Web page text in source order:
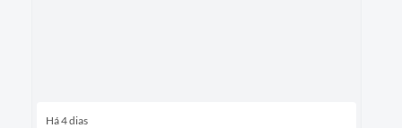
Há 4 dias